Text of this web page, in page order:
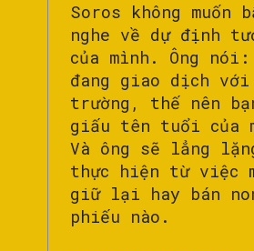
Soros không muốn
nghe về dự định
của mình. Ông nói:
đang giao dịch
trường, thế nên
giấu tên tuổi của
Và ông sẽ lẳng
thực hiện từ việc
giữ lại hay bán
phiếu nào.